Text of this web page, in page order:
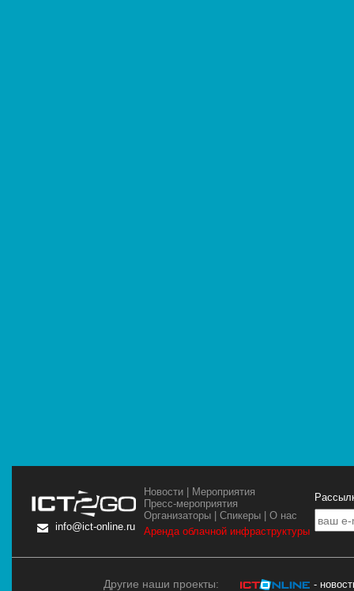
info@ict-online.ru
Новости
Мероприятия
Пресс-мероприятия
Организаторы |Спикеры |О нас
Аренда облачной инфраструктуры
Другие наши проекты: -